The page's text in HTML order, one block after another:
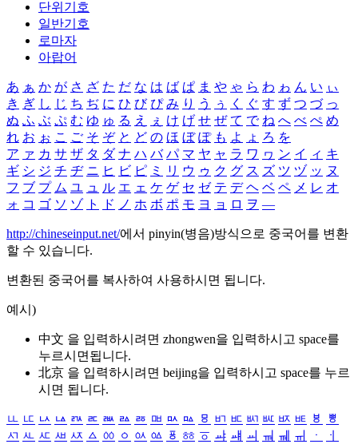
단위기호
일반기호
로마자
아랍어
あ ぁ か が さ ざ た だ な は ば ぱ ま や ゃ ら わ ゎ ん い ぃ
き ぎ し じ ち ぢ に ひ び ぴ み り う ぅ く ぐ す ず つ づ っ
ぬ ふ ぶ ぷ む ゆ ゅ る え ぇ け げ せ ぜ て で ね へ べ ぺ め
れ お ぉ こ ご そ ぞ と ど の ほ ぼ ぽ も よ ょ ろ を
ア ァ カ サ ザ タ ダ ナ ハ バ パ マ ヤ ャ ラ ワ ヮ ン イ ィ キ
ギ シ ジ チ ヂ ニ ヒ ビ ピ ミ リ ウ ゥ ク グ ス ズ ツ ヅ ッ ヌ
フ ブ プ ム ユ ュ ル エ ェ ケ ゲ セ ゼ テ デ ヘ ベ ペ メ レ オ
ォ コ ゴ ソ ゾ ト ド ノ ホ ボ ポ モ ヨ ョ ロ ヲ ―
http://chineseinput.net/에서 pinyin(병음)방식으로 중국어를 변환
할 수 있습니다.
변환된 중국어를 복사하여 사용하시면 됩니다.
예시)
中文 을 입력하시려면 zhongwen을 입력하시고 space를
누르시면됩니다.
北京 을 입력하시려면 beijing을 입력하시고 space를 누르
시면 됩니다.
ㅥ ㅦ ㅧ ㅨ ㅩ ㅪ ㅫ ㅬ ㅭ ㅮ ㅯ ㅰ ㅱ ㅲ ㅳ ㅴ ㅵ ㅶ ㅷ ㅸ
ㅹ
ㅺ ㅻ ㅼ ㅽ ㅾ ㅿ ㆀ ㆁ ㆂ ㆃ ㆄ ㆅ ㆆ ㆇ ㆈ ㆉ ㆊ ㆋ ㆌ ㆍ
ㆎ